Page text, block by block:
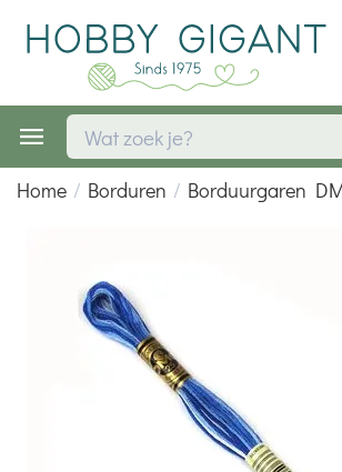
Home / Borduren / Borduurgaren